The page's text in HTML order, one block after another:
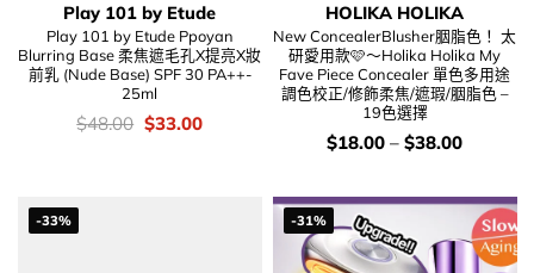
Play 101 by Etude
Play 101 by Etude Ppoyan
Blurring Base 柔焦遮毛孔X提亮X妝
前乳 (Nude Base) SPF 30 PA++-
25ml
價
錢：
$48.00 Original
price
$33.00Current
HOLIKA HOLIKA
New ConcealerBlusher胭脂色！ 太
研愛用款🩷～Holika Holika My
Fave Piece Concealer 單色多用途
調色校正/修飾柔焦/遮瑕/胭脂色 –
19色選擇
價
錢：
$18.00 – $38.00
-33% -31%